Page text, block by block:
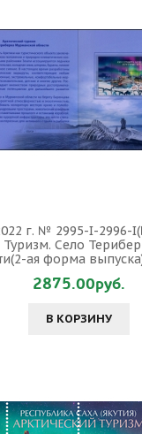
г. № 2995-I-2996-
Туризм. Село
ая форма
2875.00руб.
В КОРЗИНУ